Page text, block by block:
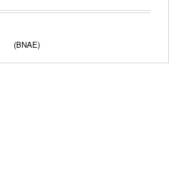
(BNAE)